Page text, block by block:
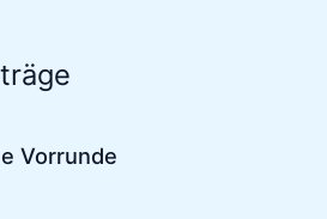
Vorrunde